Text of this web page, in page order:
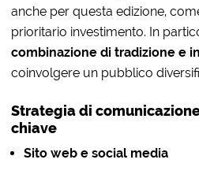
anche per questa edizione,
prioritario investimento. In
combinazione di tradizione e
coinvolgere un pubblico
Strategia di
chiave
Sito web e social media